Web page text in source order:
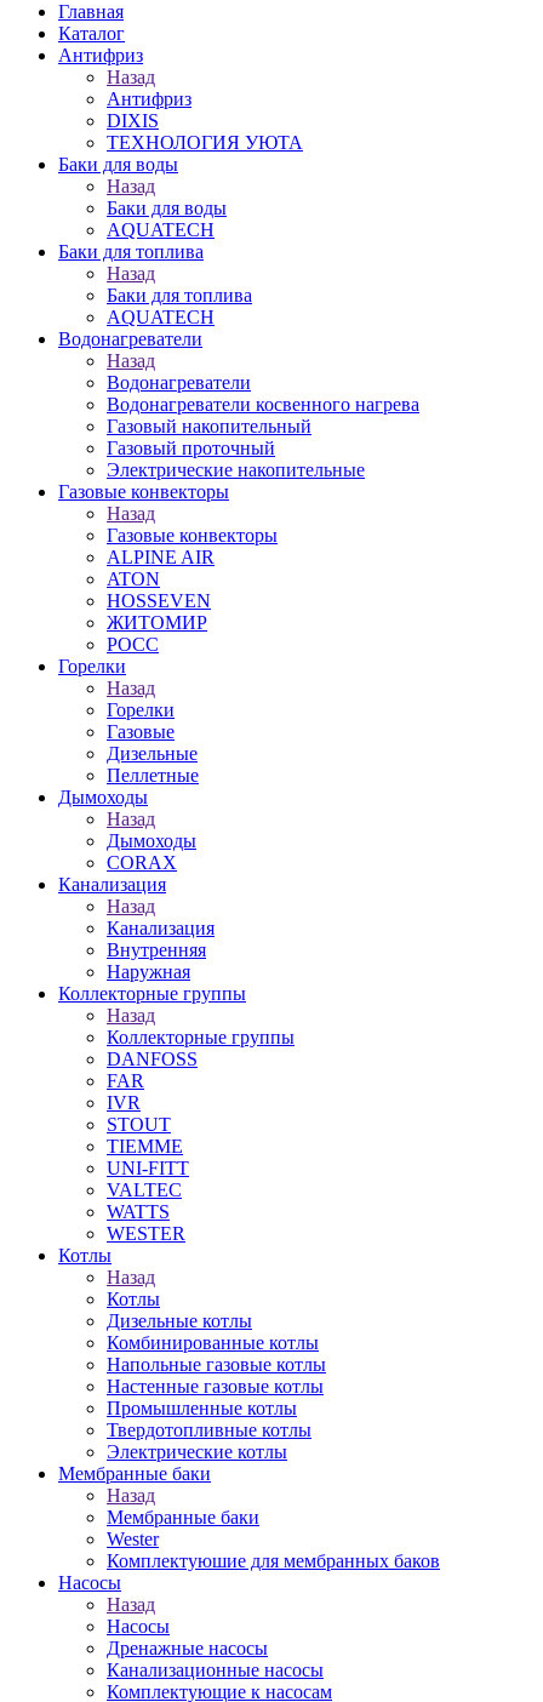
Главная
Каталог
Антифриз
Назад
Антифриз
DIXIS
ТЕХНОЛОГИЯ УЮТА
Баки для воды
Назад
Баки для воды
AQUATECH
Баки для топлива
Назад
Баки для топлива
AQUATECH
Водонагреватели
Назад
Водонагреватели
Водонагреватели косвенного нагрева
Газовый накопительный
Газовый проточный
Электрические накопительные
Газовые конвекторы
Назад
Газовые конвекторы
ALPINE AIR
ATON
HOSSEVEN
ЖИТОМИР
РОСС
Горелки
Назад
Горелки
Газовые
Дизельные
Пеллетные
Дымоходы
Назад
Дымоходы
CORAX
Канализация
Назад
Канализация
Внутренняя
Наружная
Коллекторные группы
Назад
Коллекторные группы
DANFOSS
FAR
IVR
STOUT
TIEMME
UNI-FITT
VALTEC
WATTS
WESTER
Котлы
Назад
Котлы
Дизельные котлы
Комбинированные котлы
Напольные газовые котлы
Настенные газовые котлы
Промышленные котлы
Твердотопливные котлы
Электрические котлы
Мембранные баки
Назад
Мембранные баки
Wester
Комплектуюшие для мембранных баков
Насосы
Назад
Насосы
Дренажные насосы
Канализационные насосы
Комплектующие к насосам